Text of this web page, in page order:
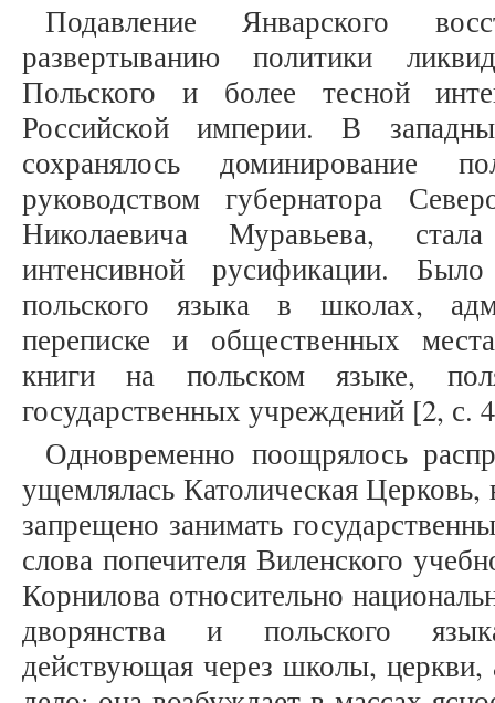
Подавление Январского
развертыванию политики
Польского и более тесной
Российской империи. В
сохранялось доминирование
руководством губернатора
Николаевича Муравьева,
интенсивной русификации.
польского языка в школах,
переписке и общественных
книги на польском языке,
государственных учреждений [2, с.
Одновременно поощрялось
ущемлялась Католическая
запрещено занимать
слова попечителя Виленского
Корнилова относительно
дворянства и польского
действующая через школы, церкви,